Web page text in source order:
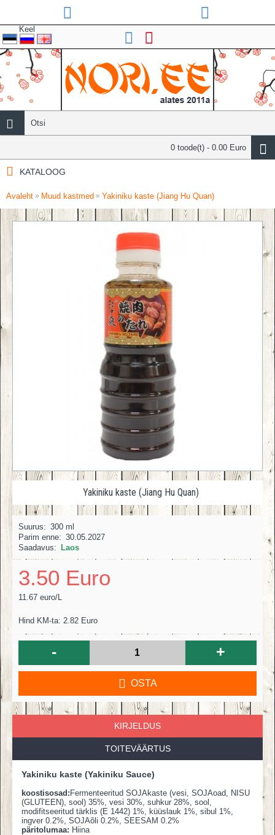
Keel
0 toode(t) - 0.00 Euro
KATALOOG
Avaleht » Muud kastmed » Yakiniku kaste (Jiang Hu Quan)
Yakiniku kaste (Jiang Hu Quan)
Suurus: 300 ml
Parim enne: 30.05.2027
Saadavus:
Laos
3.50 Euro
11.67 euro/L
Hind KM-ta: 2.82 Euro
- +
OSTA
KIRJELDUS
TOITEVÄÄRTUS
Yakiniku kaste (Yakiniku Sauce)
koostisosad: Fermenteeritud SOJAkaste (vesi, SOJAoad, NISU
(GLUTEEN), sool) 35%, vesi 30%, suhkur 28%, sool,
modifitseeritud tärklis (E 1442) 1%, küüslauk 1%, sibul 1%,
ingver 0.2%, SOJAõli 0.2%, SEESAM 0.2%
päritolumaa: Hiina